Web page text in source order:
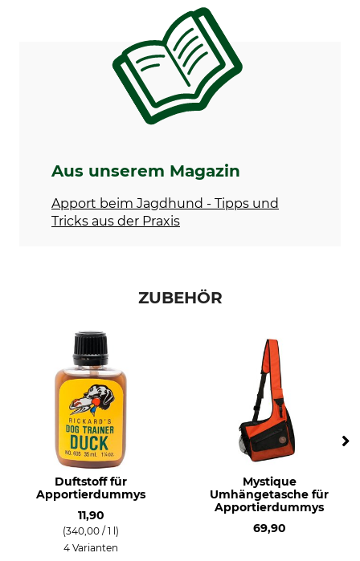
Aus unserem Magazin
Apport beim Jagdhund - Tipps und
Tricks aus der Praxis
ZUBEHÖR
Duftstoff für
Apportierdummys
11,90
(340,00 / 1 l)
4 Varianten
Mystique
Umhängetasche für
Apportierdummys
69,90